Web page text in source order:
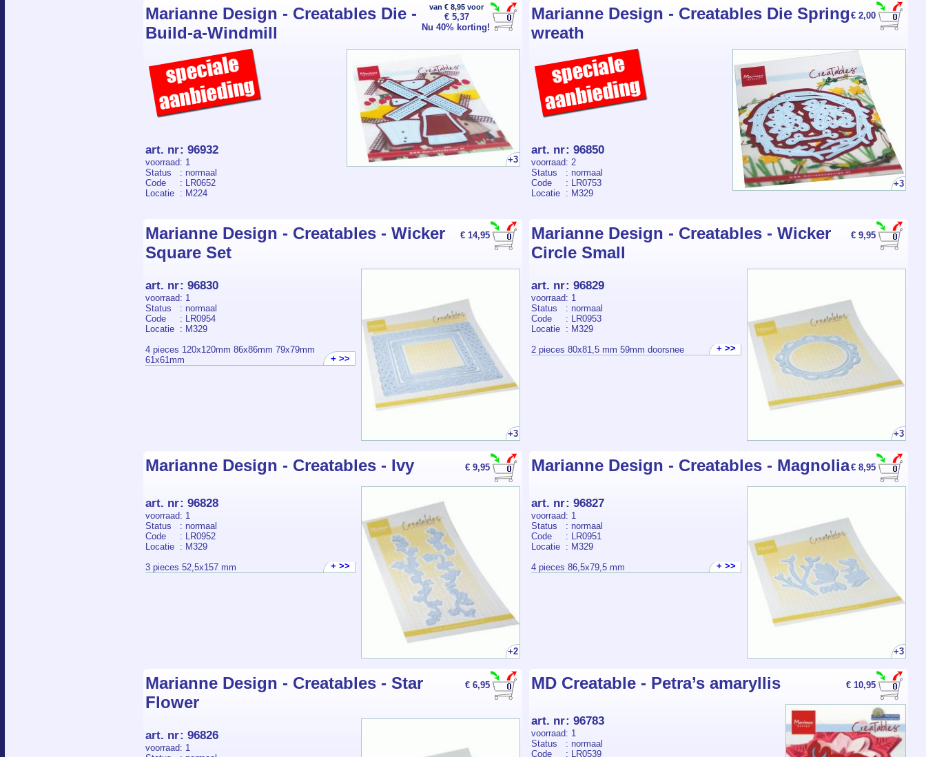
van € 8,95 voor
€ 5,37
Nu 40% korting!
Marianne Design - Creatables Die -
Build-a-Windmill
+3
art. nr: 96932
voorraad: 1
Status
: normaal
Code
: LR0652
Locatie
: M224
€ 2,00
Marianne Design - Creatables Die Spring
wreath
+3
art. nr: 96850
voorraad: 2
Status
: normaal
Code
: LR0753
Locatie
: M329
€ 14,95
Marianne Design - Creatables - Wicker
Square Set
+3
art. nr: 96830
voorraad: 1
Status
: normaal
Code
: LR0954
Locatie
: M329
4 pieces 120x120mm 86x86mm 79x79mm
61x61mm
+ >>
€ 9,95
Marianne Design - Creatables - Wicker
Circle Small
+3
art. nr: 96829
voorraad: 1
Status
: normaal
Code
: LR0953
Locatie
: M329
2 pieces 80x81,5 mm 59mm doorsnee
+ >>
€ 9,95
Marianne Design - Creatables - Ivy
+2
art. nr: 96828
voorraad: 1
Status
: normaal
Code
: LR0952
Locatie
: M329
3 pieces 52,5x157 mm
+ >>
€ 8,95
Marianne Design - Creatables - Magnolia
+3
art. nr: 96827
voorraad: 1
Status
: normaal
Code
: LR0951
Locatie
: M329
4 pieces 86,5x79,5 mm
+ >>
€ 6,95
Marianne Design - Creatables - Star
Flower
art. nr: 96826
voorraad: 1
€ 10,95
MD Creatable - Petra’s amaryllis
art. nr: 96783
voorraad: 1
Status
: normaal
Code
: LR0539